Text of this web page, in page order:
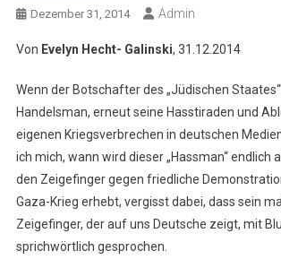
Dezember 31, 2014 Admin
Von Evelyn Hecht- Galinski, 31.12.2014
Wenn der Botschafter des „Jüdischen
Handelsman, erneut seine Hasstiraden und
eigenen Kriegsverbrechen in deutschen
ich mich, wann wird dieser „Hassman“ endlich
den Zeigefinger gegen friedliche
Gaza-Krieg erhebt, vergisst dabei, dass sein
Zeigefinger, der auf uns Deutsche zeigt, mit
sprichwörtlich gesprochen.